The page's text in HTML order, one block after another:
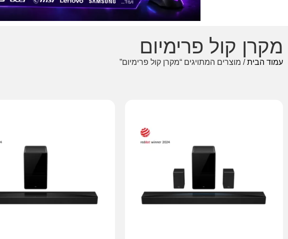
מקרן קול פרימיום
עמוד הבית/ מוצרים המתויגים “מקרן קול פרימיום”